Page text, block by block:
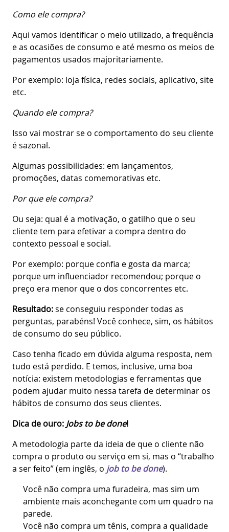
Como ele compra?
Aqui vamos identificar o meio utilizado, a frequência
e as ocasiões de consumo e até mesmo os meios de
pagamentos usados majoritariamente.
Por exemplo: loja física, redes sociais, aplicativo, site
etc.
Quando ele compra?
Isso vai mostrar se o comportamento do seu cliente
é sazonal.
Algumas possibilidades: em lançamentos,
promoções, datas comemorativas etc.
Por que ele compra?
Ou seja: qual é a motivação, o gatilho que o seu
cliente tem para efetivar a compra dentro do
contexto pessoal e social.
Por exemplo: porque confia e gosta da marca;
porque um influenciador recomendou; porque o
preço era menor que o dos concorrentes etc.
Resultado:se conseguiu responder todas as
perguntas, parabéns! Você conhece, sim, os hábitos
de consumo do seu público.
Caso tenha ficado em dúvida alguma resposta, nem
tudo está perdido. E temos, inclusive, uma boa
notícia: existem metodologias e ferramentas que
podem ajudar muito nessa tarefa de determinar os
hábitos de consumo dos seus clientes.
Dica de ouro: Jobs to be done!
A metodologia parte da ideia de que o cliente não
compra o produto ou serviço em si, mas o “trabalho
a ser feito” (em inglês, o job to be done).
Você não compra uma furadeira, mas sim um
ambiente mais aconchegante com um quadro na
parede.
Você não compra um tênis, compra a qualidade